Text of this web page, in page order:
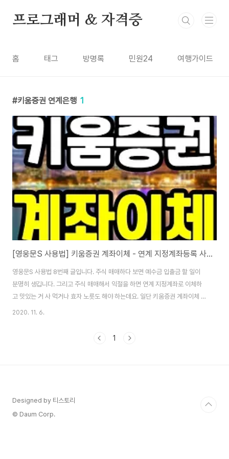
프로그래머 & 자격증
홈 태그 방명록 민원24 여행가이드
키움증권 연계은행 1
[영웅문S 사용법] 키움증권 계좌이체 - 연계 지정계좌등록 사용
영웅문S 사용법 8번째 글입니다. 주식 매매하다 보면 예수금 입출금 할 일이
분명히 생깁니다. 그리고 주식 매매해서 익절을 하면 연계 지정계좌로 이체하
고 맛있는 거 사 먹거나 효자 노릇도 해야 하는데요. 일단 키움증권 계좌이체 해
야 합니다. 오늘은 키움증권 계좌이체를 편리하게 사용할 수 있는 방법을 알려
리하게 이용하고자 연계 지정계좌등록 방법을 알아두는 게 좋습니다. 매번 은
2020. 11. 6.
1
Designed by 티스토리
© Daum Corp.